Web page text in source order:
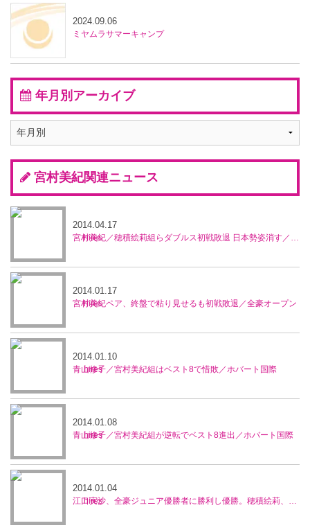
ミヤムラサマーキャンプ
2024.09.06
年月別アーカイブ
宮村美紀関連ニュース
宮村美紀／穂積絵莉組らダブルス初戦敗退 日本勢姿消す／マレーシア・オープン
2014.04.17
宮村美紀ペア、終盤で粘り見せるも初戦敗退／全豪オープン
2014.01.17
青山修子／宮村美紀組はベスト8で惜敗／ホバート国際
2014.01.10
青山修子／宮村美紀組が逆転でベスト8進出／ホバート国際
2014.01.08
江口実沙、全豪ジュニア優勝者に勝利し優勝。穂積絵莉、宮村美紀ペアが準優勝／ブルネイ5万ドル大会
2014.01.04